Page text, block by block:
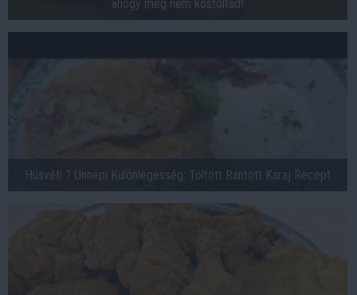
ahogy még nem kóstoltad!
Húsvéti ? Ünnepi Különlegesség: Töltött Rántott Karaj Recept